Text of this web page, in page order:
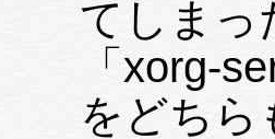
てしまった
「xorg-
をどちら